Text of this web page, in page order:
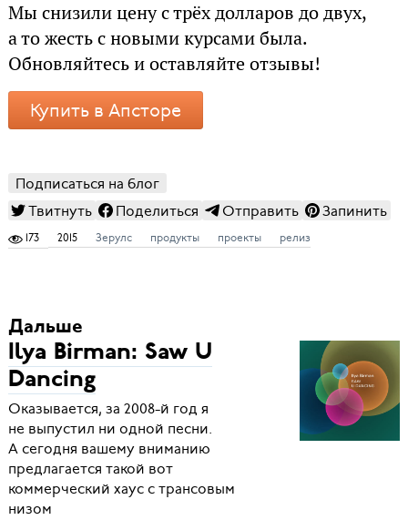
Мы снизили цену с трёх долларов до двух,
а то жесть с новыми курсами была.
Обновляйтесь и оставляйте отзывы!
Купить в Апсторе
Подписаться на блог
Твитнуть
Поделиться Отправить Запинить
173 2015 Зерулс продукты проекты релиз
Дальше
Ilya Birman: Saw U
Dancing
Оказывается, за 2008-й год я
не выпустил ни одной песни.
А сегодня вашему вниманию
предлагается такой вот
коммерческий хаус с трансовым
низом